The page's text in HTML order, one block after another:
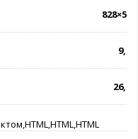
9,0
26,0